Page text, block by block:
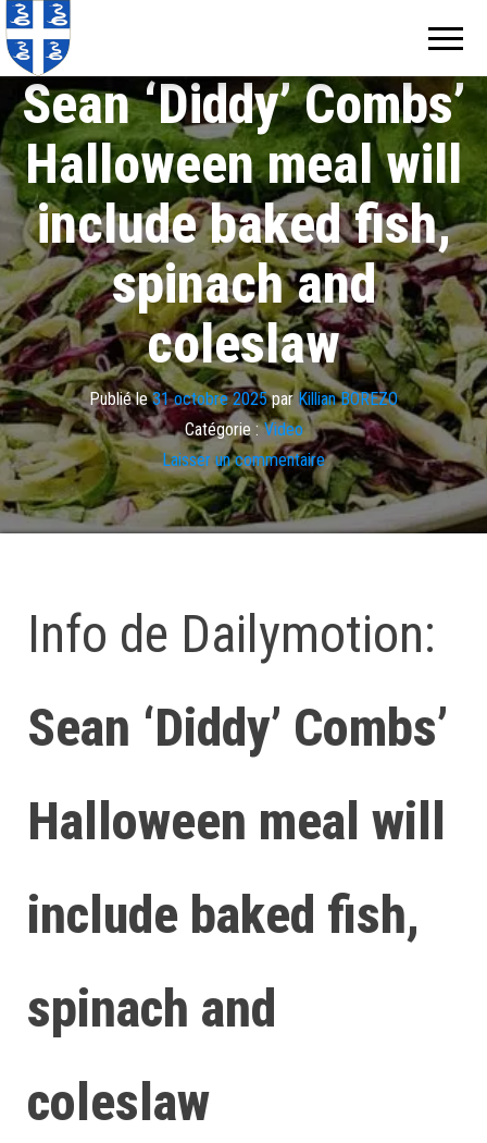
Sean ‘Diddy’ Combs’
Halloween meal will
include baked fish,
spinach and
coleslaw
Publié le31 octobre 2025parKillian BOREZO
Catégorie : Video
Laisser un commentaire
Info de Dailymotion:
Sean ‘Diddy’ Combs’
Halloween meal will
include baked fish,
spinach and
coleslaw